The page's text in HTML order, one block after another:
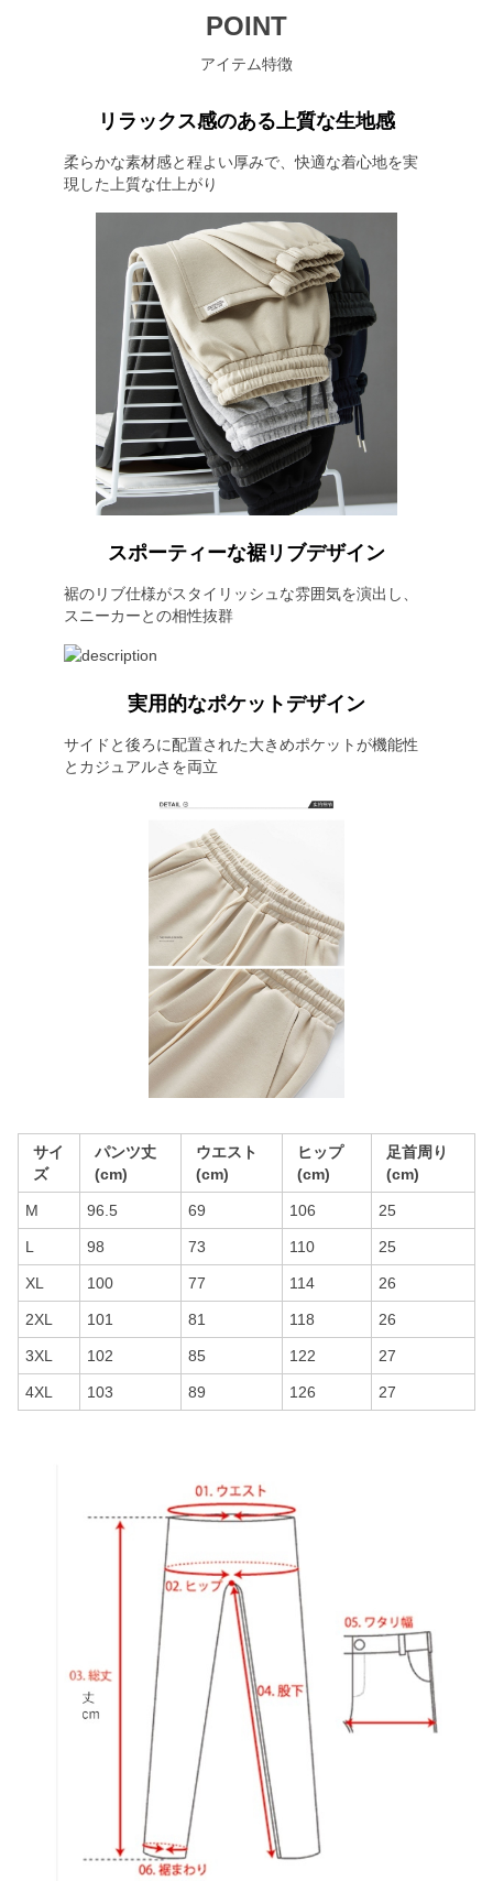
POINT
アイテム特徴
リラックス感のある上質な生地感
柔らかな素材感と程よい厚みで、快適な着心地を実
現した上質な仕上がり
スポーティーな裾リブデザイン
裾のリブ仕様がスタイリッシュな雰囲気を演出し、
スニーカーとの相性抜群
実用的なポケットデザイン
サイドと後ろに配置された大きめポケットが機能性
とカジュアルさを両立
サイ
ズ
パンツ丈
(cm)
ウエスト
(cm)
ヒップ
(cm)
足首周り
(cm)
M 96.5 69 106 25
L 98 73 110 25
XL 100 77 114 26
2XL 101 81 118 26
3XL 102 85 122 27
4XL 103 89 126 27